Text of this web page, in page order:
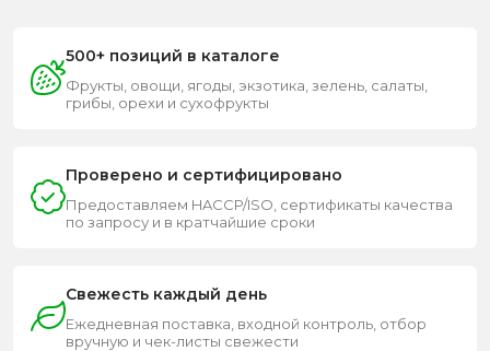
500+ позиций в каталоге
Фрукты, овощи, ягоды, экзотика, зелень, салаты,
грибы, орехи и сухофрукты
Проверено и сертифицировано
Предоставляем HACCP/ISO, сертификаты качества
по запросу и в кратчайшие сроки
Свежесть каждый день
Ежедневная поставка, входной контроль, отбор
вручную и чек-листы свежести